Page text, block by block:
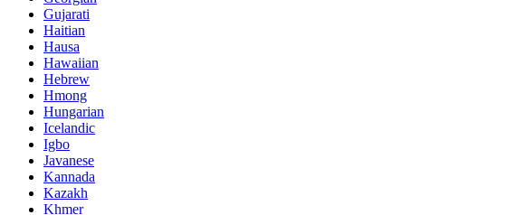
Gujarati
Haitian
Hausa
Hawaiian
Hebrew
Hmong
Hungarian
Icelandic
Igbo
Javanese
Kannada
Kazakh
Khmer